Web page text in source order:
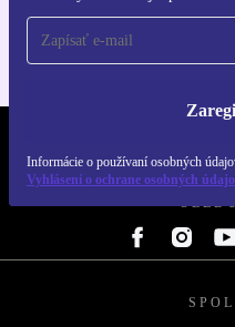
Informácie o používaní osobných
Vyhlásení o ochrane osobných